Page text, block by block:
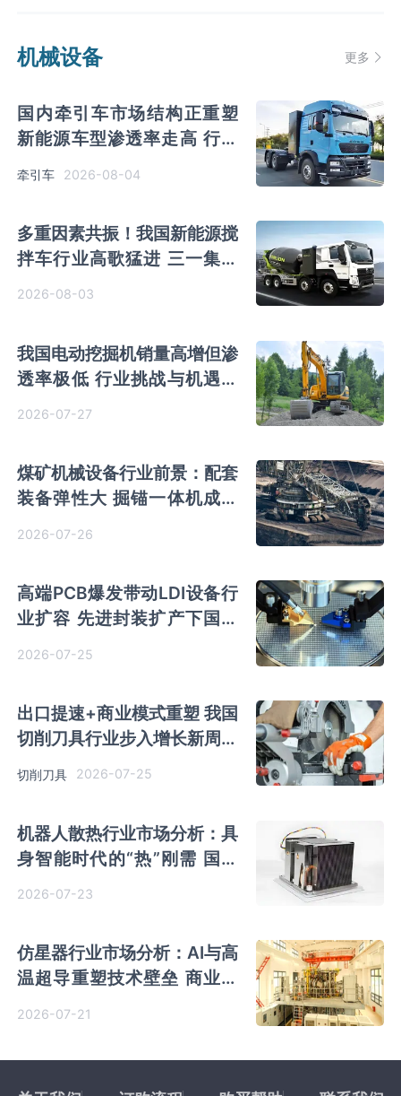
机械设备 更多
国内牵引车市场结构正重塑
新能源车型渗透率走高 行业
向智能化方向发展
牵引车 2026-08-04
多重因素共振！我国新能源搅
拌车行业高歌猛进 三一集团
2026-08-03
我国电动挖掘机销量高增但渗
透率极低 行业挑战与机遇并
2026-07-27
煤矿机械设备行业前景：配套
装备弹性大 掘锚一体机成智
2026-07-26
高端PCB爆发带动LDI设备行
业扩容 先进封装扩产下国产
2026-07-25
出口提速+商业模式重塑 我国
切削刀具行业步入增长新周期
超硬刀具成长潜力突出
切削刀具 2026-07-25
机器人散热行业市场分析：具
身智能时代的“热”刚需 国产
2026-07-23
仿星器行业市场分析：AI与高
温超导重塑技术壁垒 商业化
2026-07-21